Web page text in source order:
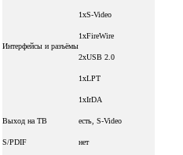
Интерфейсы и разъёмы
1xS-Video
1xFireWire
2xUSB 2.0
1xLPT
1xIrDA
Выход на ТВ есть, S-Video
S/PDIF нет